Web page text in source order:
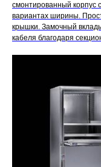
смонтированный корпус
вариантах ширины.
крышки. Замочный
кабеля благодаря